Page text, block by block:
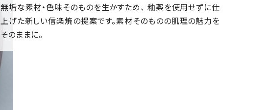
無垢な素材・色味そのものを生かすため、 釉薬を使用せずに仕
上げた新しい信楽焼の提案です。素材そのものの肌理の魅力を
そのままに。